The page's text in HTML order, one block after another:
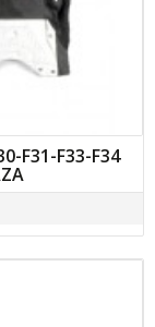
F31-F33-F34